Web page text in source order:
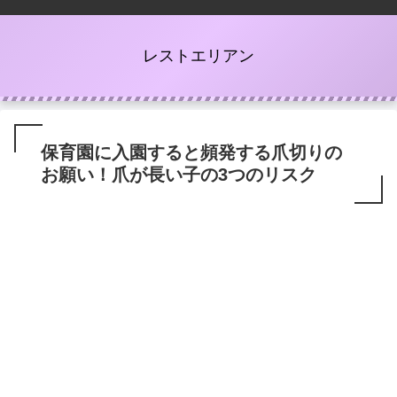
レストエリアン
保育園に入園すると頻発する爪切りの
お願い！爪が長い子の3つのリスク